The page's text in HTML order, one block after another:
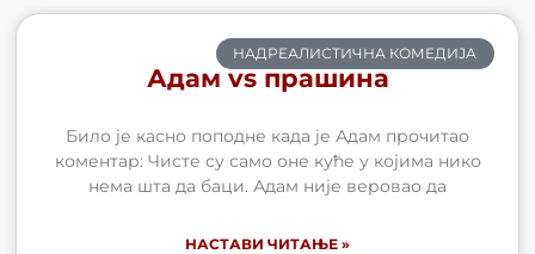
НАДРЕАЛИСТИЧНА КОМЕДИЈА
Адам vs прашина
Било је касно поподне када је Адам прочитао
коментар: Чисте су само оне куће у којима нико
нема шта да баци. Адам није веровао да
НАСТАВИ ЧИТАЊЕ »